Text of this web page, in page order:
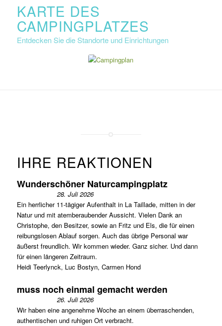
KARTE DES
CAMPINGPLATZES
Entdecken Sie die Standorte und Einrichtungen
Klicken
IHRE REAKTIONEN
Wunderschöner Naturcampingplatz
28. Juli 2026
Ein herrlicher 11-tägiger Aufenthalt in La Taillade, mitten in der
Natur und mit atemberaubender Aussicht. Vielen Dank an
Christophe, den Besitzer, sowie an Fritz und Els, die für einen
reibungslosen Ablauf sorgen. Auch das übrige Personal war
äußerst freundlich. Wir kommen wieder. Ganz sicher. Und dann
für einen längeren Zeitraum.
Heidi Teerlynck, Luc Bostyn, Carmen Hond
muss noch einmal gemacht werden
26. Juli 2026
Wir haben eine angenehme Woche an einem überraschenden,
authentischen und ruhigen Ort verbracht.